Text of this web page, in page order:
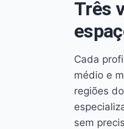
Três
Cada
médio e
regiões
sem